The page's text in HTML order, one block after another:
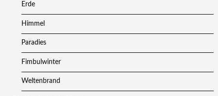
Erde
Himmel
Paradies
Fimbulwinter
Weltenbrand